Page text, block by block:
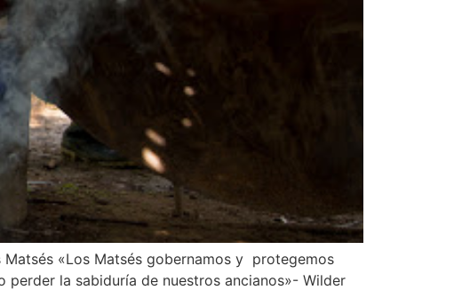
«Los Matsés gobernamos y protegemos
la sabiduría de nuestros ancianos»- Wilder